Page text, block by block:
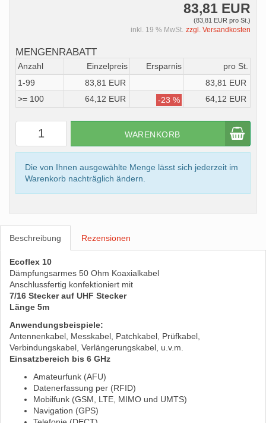
83,81 EUR
(83,81 EUR pro St.)
inkl. 19 % MwSt. zzgl. Versandkosten
MENGENRABATT
Anzahl Einzelpreis Ersparnis
pro St.
1-99
83,81 EUR
83,81 EUR
>= 100
64,12 EUR -23 % 64,12 EUR
WARENKORB
Die von Ihnen ausgewählte Menge lässt sich jederzeit im
Warenkorb nachträglich ändern.
Beschreibung Rezensionen
Ecoflex 10
Dämpfungsarmes 50 Ohm Koaxialkabel
Anschlussfertig konfektioniert mit
7/16 Stecker auf UHF Stecker
Länge 5m
Anwendungsbeispiele:
Antennenkabel, Messkabel, Patchkabel, Prüfkabel,
Verbindungskabel, Verlängerungskabel, u.v.m.
Einsatzbereich bis 6 GHz
Amateurfunk (AFU)
Datenerfassung per (RFID)
Mobilfunk (GSM, LTE, MIMO und UMTS)
Navigation (GPS)